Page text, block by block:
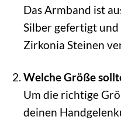
Das Armband ist
Silber gefertigt
Zirkonia Steinen
Welche Größe
Um die richtige
deinen